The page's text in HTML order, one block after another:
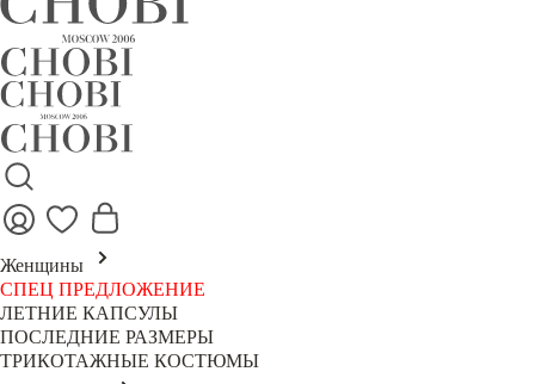
Женщины
СПЕЦ ПРЕДЛОЖЕНИЕ
ЛЕТНИЕ КАПСУЛЫ
ПОСЛЕДНИЕ РАЗМЕРЫ
ТРИКОТАЖНЫЕ КОСТЮМЫ